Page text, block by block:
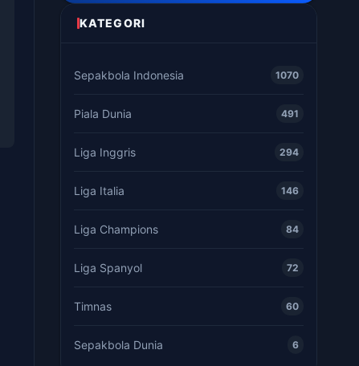
KATEGORI
Sepakbola Indonesia 1070
Piala Dunia 491
Liga Inggris 294
Liga Italia 146
Liga Champions 84
Liga Spanyol 72
Timnas 60
Sepakbola Dunia 6